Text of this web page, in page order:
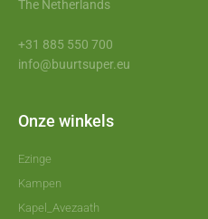
The Netherlands
+31 885 550 700
info@buurtsuper.eu
Onze winkels
Ezinge
Kampen
Kapel_Avezaath